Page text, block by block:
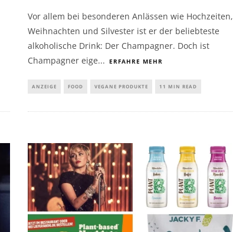
Vor allem bei besonderen Anlässen wie Hochzeiten,
Weihnachten und Silvester ist er der beliebteste
alkoholische Drink: Der Champagner. Doch ist
Champagner eige... ERFAHRE MEHR
ANZEIGE FOOD VEGANE PRODUKTE 11 MIN READ